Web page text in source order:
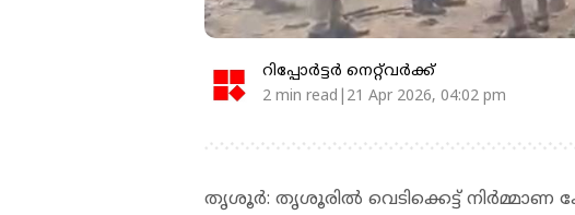
റിപ്പോർട്ടർ നെറ്റ്‌വര്‍ക്ക്‌
2 min read|21 Apr 2026, 04:02 pm
തൃശൂര്‍: തൃശൂരില്‍ വെടിക്കെട്ട് നിര്‍മ്മാണ